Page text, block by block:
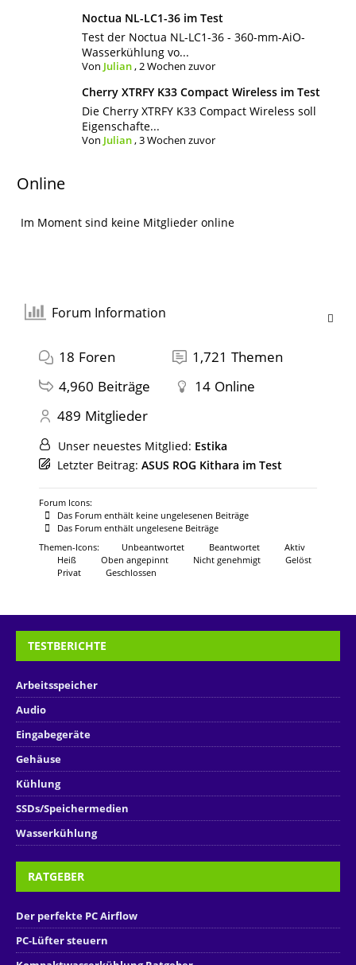
Noctua NL-LC1-36 im Test
Test der Noctua NL-LC1-36 - 360-mm-AiO-
Wasserkühlung vo...
Von Julian,2 Wochen zuvor
Cherry XTRFY K33 Compact Wireless im Test
Die Cherry XTRFY K33 Compact Wireless soll
Eigenschafte...
Von Julian,3 Wochen zuvor
Online
Im Moment sind keine Mitglieder online
Forum Information
18 Foren 1,721 Themen
4,960 Beiträge 14 Online
489 Mitglieder
Unser neuestes Mitglied: Estika
Letzter Beitrag: ASUS ROG Kithara im Test
Forum Icons:
Das Forum enthält keine ungelesenen Beiträge
Das Forum enthält ungelesene Beiträge
Themen-Icons:
Unbeantwortet Beantwortet
Aktiv
Heiß
Oben angepinnt Nicht genehmigt
Gelöst
Privat
Geschlossen
TESTBERICHTE
Arbeitsspeicher
Audio
Eingabegeräte
Gehäuse
Kühlung
SSDs/Speichermedien
Wasserkühlung
RATGEBER
Der perfekte PC Airflow
PC-Lüfter steuern